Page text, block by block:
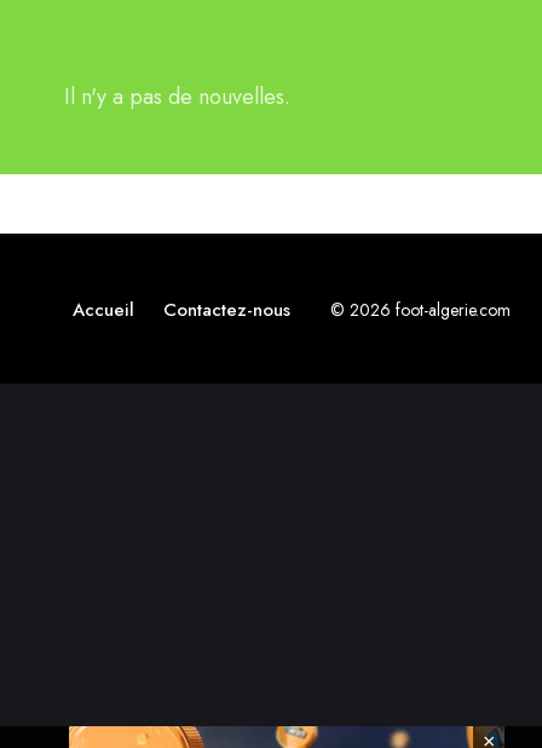
Il n'y a pas de nouvelles.
Accueil Contactez-nous © 2026 foot-algerie.com
×